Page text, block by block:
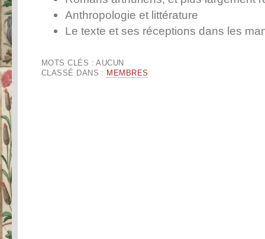
Anthropologie et littérature
Le texte et ses réceptions dans les
MOTS CLÉS : AUCUN
CLASSÉ DANS : MEMBRES